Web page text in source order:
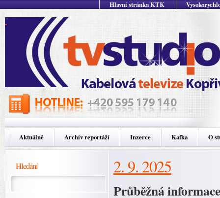
Hlavní stránka KTK
Aktuálně Archív reportáží Inzerce Kafka O
Hledání 2. 9. 2025
Průběžná